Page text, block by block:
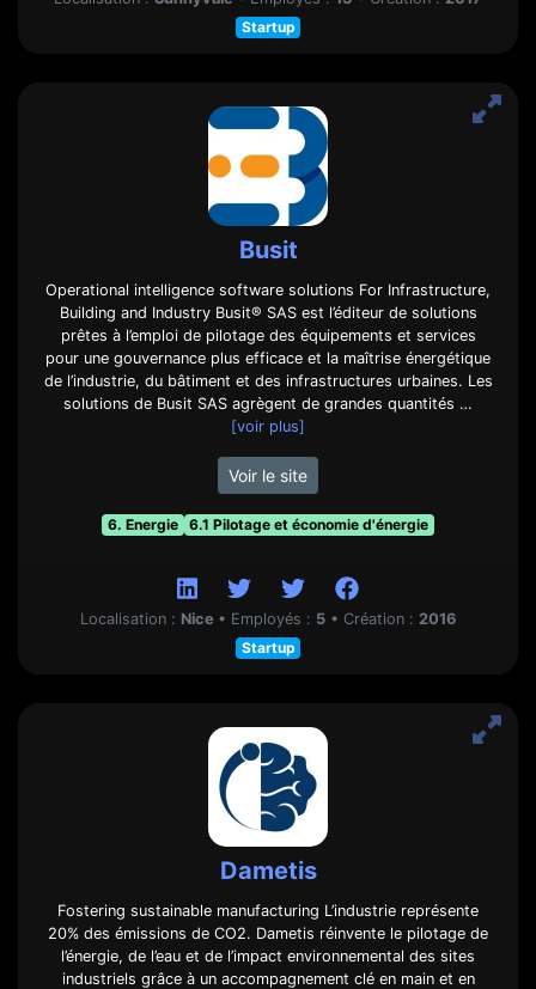
Startup
Busit
Operational intelligence software solutions For Infrastructure,
Building and Industry Busit® SAS est l’éditeur de solutions
prêtes à l’emploi de pilotage des équipements et services
pour une gouvernance plus efficace et la maîtrise énergétique
de l’industrie, du bâtiment et des infrastructures urbaines. Les
solutions de Busit SAS agrègent de grandes quantités …
[voir plus]
Voir le site
6. Energie 6.1 Pilotage et économie d'énergie
Localisation : Nice • Employés : 5 • Création : 2016
Startup
Dametis
Fostering sustainable manufacturing L’industrie représente
20% des émissions de CO2. Dametis réinvente le pilotage de
l’énergie, de l’eau et de l’impact environnemental des sites
industriels grâce à un accompagnement clé en main et en